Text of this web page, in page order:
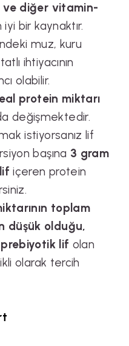
diğer vitamin-
iyi bir kaynaktır.
muz, kuru
ihtiyacının
olabilir.
protein miktarı
değişmektedir.
istiyorsanız lif
başına 3 gram
lifiçeren protein
toplam
düşük olduğu,
lif olan
olarak tercih